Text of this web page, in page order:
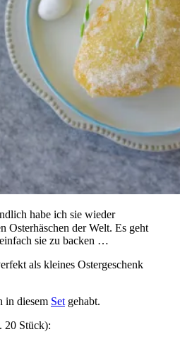
habe ich sie wieder
Osterhäschen der Welt. Es geht
sie zu backen …
als kleines Ostergeschenk
in diesem Set gehabt.
20 Stück):